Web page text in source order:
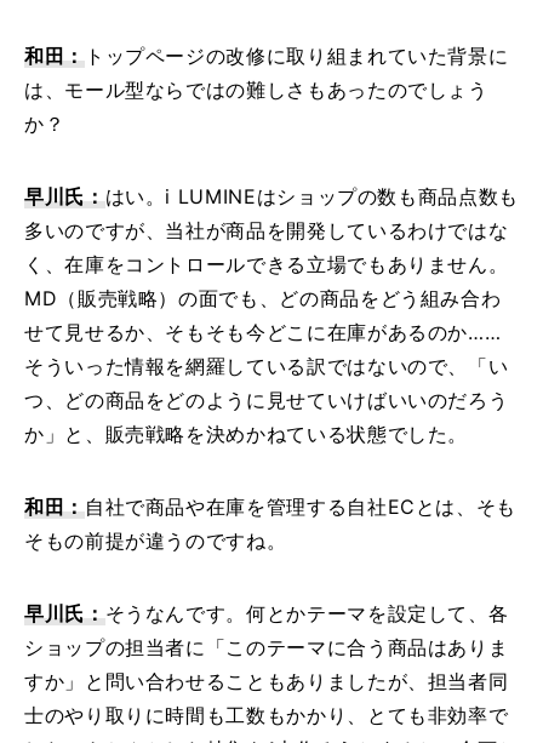
和田：トップページの改修に取り組まれていた背景に
は、モール型ならではの難しさもあったのでしょう
か？
早川氏：はい。i LUMINEはショップの数も商品点数も
多いのですが、当社が商品を開発しているわけではな
く、在庫をコントロールできる立場でもありません。
MD（販売戦略）の面でも、どの商品をどう組み合わ
せて見せるか、そもそも今どこに在庫があるのか……
そういった情報を網羅している訳ではないので、「い
つ、どの商品をどのように見せていけばいいのだろう
か」と、販売戦略を決めかねている状態でした。
和田：自社で商品や在庫を管理する自社ECとは、そも
そもの前提が違うのですね。
早川氏：そうなんです。何とかテーマを設定して、各
ショップの担当者に「このテーマに合う商品はありま
すか」と問い合わせることもありましたが、担当者同
士のやり取りに時間も工数もかかり、とても非効率で